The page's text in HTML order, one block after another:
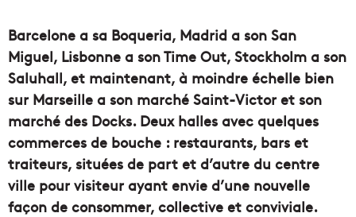
Barcelone a sa Boqueria, Madrid a son San
Miguel, Lisbonne a son Time Out, Stockholm a son
Saluhall, et maintenant, à moindre échelle bien
sur Marseille a son marché Saint-Victor et son
marché des Docks. Deux halles avec quelques
commerces de bouche : restaurants, bars et
traiteurs, situées de part et d’autre du centre
ville pour visiteur ayant envie d’une nouvelle
façon de consommer, collective et conviviale.